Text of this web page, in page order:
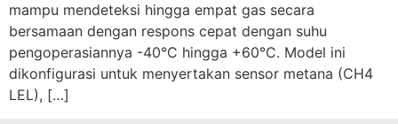
mampu mendeteksi hingga empat gas secara
bersamaan dengan respons cepat dengan suhu
pengoperasiannya -40°C hingga +60°C. Model ini
dikonfigurasi untuk menyertakan sensor metana (CH4
LEL), […]